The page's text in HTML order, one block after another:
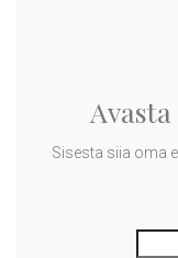
Sisesta siia oma